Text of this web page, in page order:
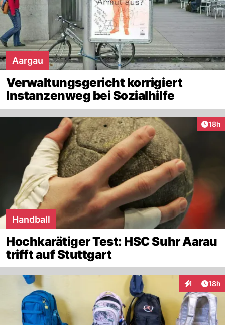
Aargau
Verwaltungsgericht korrigiert
Instanzenweg bei Sozialhilfe
18h
Handball
Hochkarätiger Test: HSC Suhr Aarau
trifft auf Stuttgart
1 18h